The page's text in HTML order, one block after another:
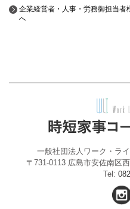
企業経営者・人事・労務御担当者
へ
一般社団法人ワーク・ラ
〒731-0113 広島市安佐南区
Tel: